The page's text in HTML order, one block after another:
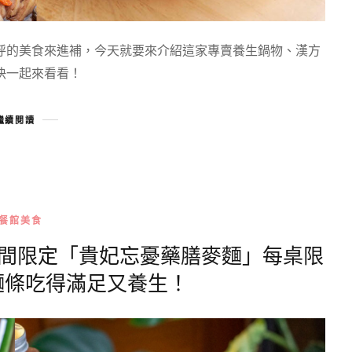
美食來進補，今天就要來介紹這家專賣養生鍋物、漢方
起來看看！
續閱讀
館美食
限定「貴妃忘憂藥膳麥麵」每桌限
吃得滿足又養生！